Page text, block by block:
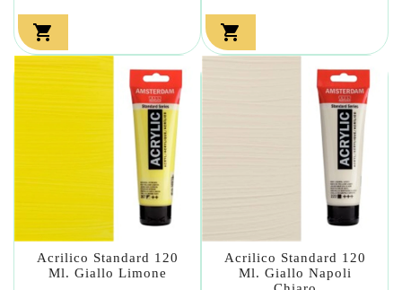
 
Acrilico Standard 120
Ml. Giallo Limone
Acrilico Standard 120
Ml. Giallo Napoli